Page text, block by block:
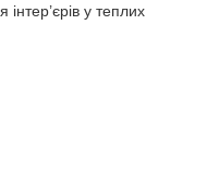
у теплих